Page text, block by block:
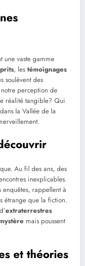
une vaste gamme
, les témoignages
soulèvent des
notre perception de
réalité tangible? Qui
dans la Vallée de la
Au fil des ans, des
inexplicables.
enquêtes, rappellent à
étrange que la fiction.
extraterrestres
mais poussent
et théories